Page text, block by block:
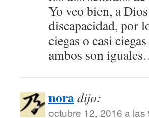
Yo veo bien, a
discapacidad, por
ciegas o casi
ambos son
noradijo:
octubre 12, 2016 a las